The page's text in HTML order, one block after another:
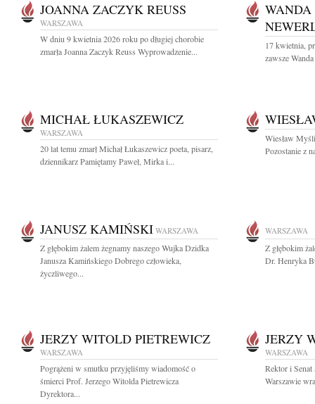
JOANNA ZACZYK REUSS
WARSZAWA
W dniu 9 kwietnia 2026 roku po długiej chorobie
zmarła Joanna Zaczyk Reuss Wyprowadzenie...
17 kwietnia,
zawsze
MICHAŁ ŁUKASZEWICZ
WARSZAWA
20 lat temu zmarł Michał Łukaszewicz poeta, pisarz,
dziennikarz Pamiętamy Paweł, Mirka i...
Wiesław
Pozostanie z
JANUSZ KAMIŃSKI WARSZAWA
Z głębokim żalem żegnamy naszego Wujka Dzidka
Janusza Kamińskiego Dobrego człowieka,
życzliwego...
WARSZAWA
Z głębokim
Dr. Henryka
JERZY WITOLD PIETREWICZ
WARSZAWA
Pogrążeni w smutku przyjęliśmy wiadomość o
śmierci Prof. Jerzego Witolda Pietrewicza
Dyrektora...
JERZY
WARSZAWA
Rektor i
Warszawie